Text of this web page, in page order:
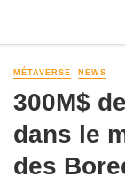
MÉTAVERSE NEWS
300M$
dans le
des